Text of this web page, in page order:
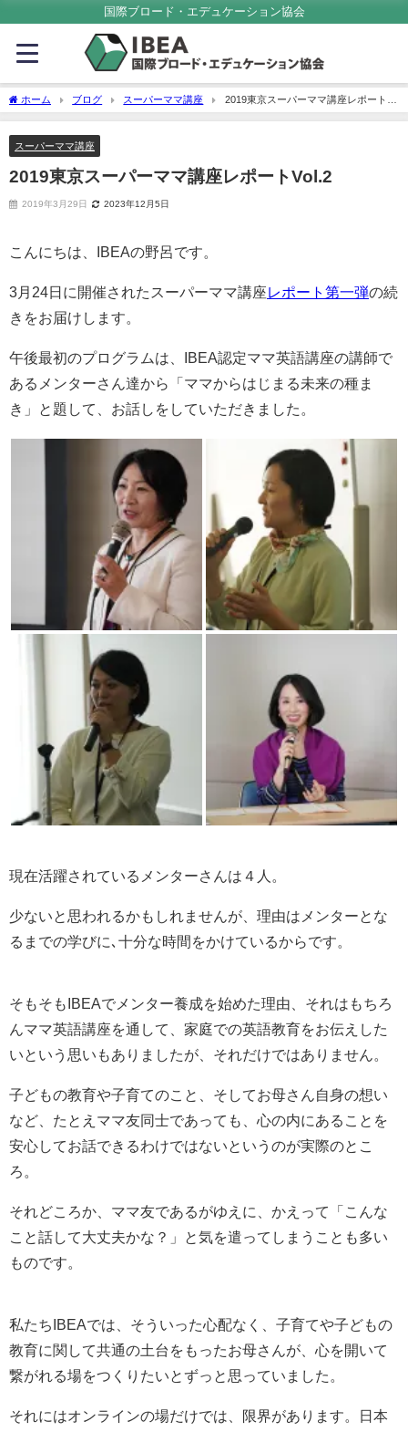
国際ブロード・エデュケーション協会
ホーム ブログ スーパーママ講座
2019東京スーパーママ講座レポート
Vol.2
スーパーママ講座
2019東京スーパーママ講座レポートVol.2
2019年3月29日 2023年12月5日
こんにちは、IBEAの野呂です。
3月24日に開催されたスーパーママ講座レポート第一弾の続
きをお届けします。
午後最初のプログラムは、IBEA認定ママ英語講座の講師で
あるメンターさん達から「ママからはじまる未来の種ま
き」と題して、お話しをしていただきました。
現在活躍されているメンターさんは４人。
少ないと思われるかもしれませんが、理由はメンターとな
るまでの学びに､十分な時間をかけているからです。
そもそもIBEAでメンター養成を始めた理由、それはもちろ
んママ英語講座を通して、家庭での英語教育をお伝えした
いという思いもありましたが、それだけではありません。
子どもの教育や子育てのこと、そしてお母さん自身の想い
など、たとえママ友同士であっても、心の内にあることを
安心してお話できるわけではないというのが実際のとこ
ろ。
それどころか、ママ友であるがゆえに、かえって「こんな
こと話して大丈夫かな？」と気を遣ってしまうことも多い
ものです。
私たちIBEAでは、そういった心配なく、子育てや子どもの
教育に関して共通の土台をもったお母さんが、心を開いて
繋がれる場をつくりたいとずっと思っていました。
それにはオンラインの場だけでは、限界があります。日本